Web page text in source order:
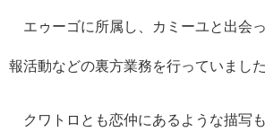
エゥーゴに所属し、カミーユと出会
報活動などの裏方業務を行っていました
クワトロとも恋仲にあるような描写